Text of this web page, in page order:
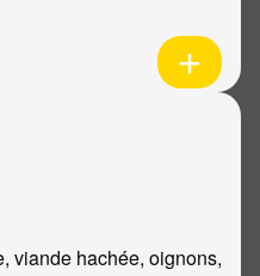
viande hachée, oignons,